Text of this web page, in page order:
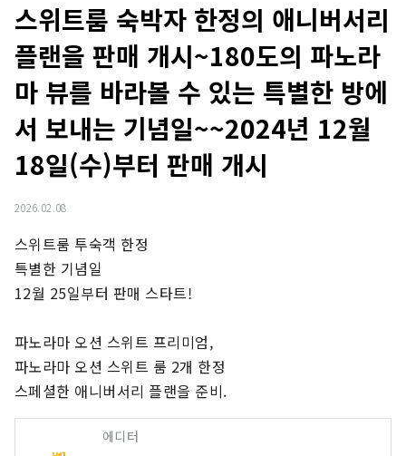
스위트룸 숙박자 한정의 애니버서리
플랜을 판매 개시~180도의 파노라
마 뷰를 바라볼 수 있는 특별한 방에
서 보내는 기념일~~2024년 12월
18일(수)부터 판매 개시
2026.02.08
스위트룸 투숙객 한정
특별한 기념일
12월 25일부터 판매 스타트!
파노라마 오션 스위트 프리미엄,
파노라마 오션 스위트 룸 2개 한정
스페셜한 애니버서리 플랜을 준비.
에디터